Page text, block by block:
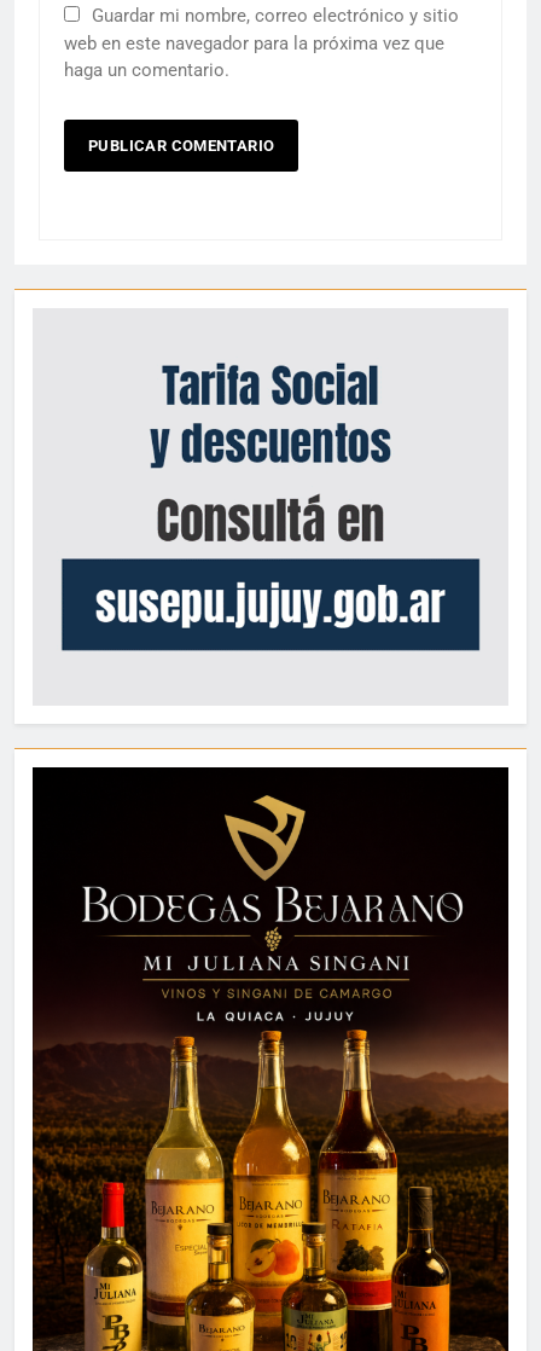
Guardar mi nombre, correo electrónico y sitio
web en este navegador para la próxima vez que
haga un comentario.